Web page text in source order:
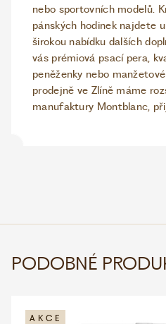
nebo sportovních modelů.
pánských hodinek najdete
širokou nabídku dalších
vás prémiová psací pera,
peněženky nebo
prodejně ve Zlíně máme
manufaktury Montblanc,
PODOBNÉ
AKCE